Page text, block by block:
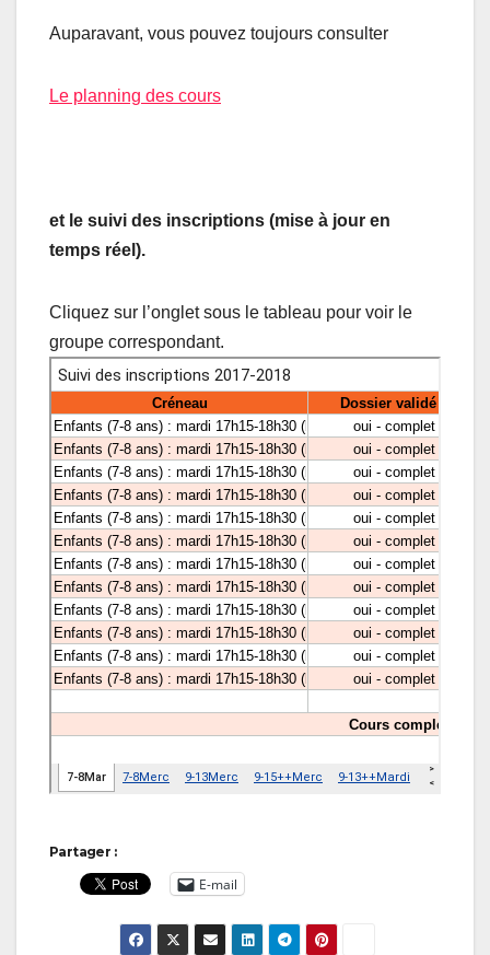
Auparavant, vous pouvez toujours consulter
Le planning des cours
et le suivi des inscriptions (mise à jour en
temps réel).
Cliquez sur l’onglet sous le tableau pour voir le
groupe correspondant.
Partager :
E-mail